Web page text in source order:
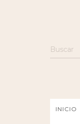
INICIO